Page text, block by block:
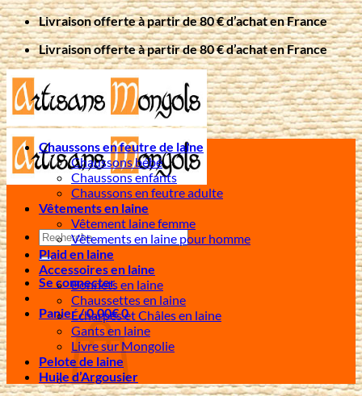
Passer
au
contenu
Livraison offerte à partir de 80 € d’achat en France
Livraison offerte à partir de 80 € d’achat en France
Recherche
pour :
Se connecter
Panier /0,00€0
Chaussons en feutre de laine
Chaussons bébé
Chaussons enfants
Chaussons en feutre adulte
Vêtements en laine
Vêtement laine femme
Vêtements en laine pour homme
Plaid en laine
Accessoires en laine
Bonnets en laine
Chaussettes en laine
Écharpes et Châles en laine
Gants en laine
Livre sur Mongolie
Pelote de laine
Huile d’Argousier